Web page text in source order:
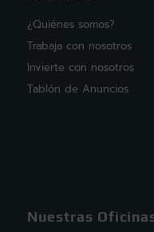
¿Quiénes somos?
Trabaja con nosotros
Invierte con nosotros
Tablón de Anuncios
Nuestras